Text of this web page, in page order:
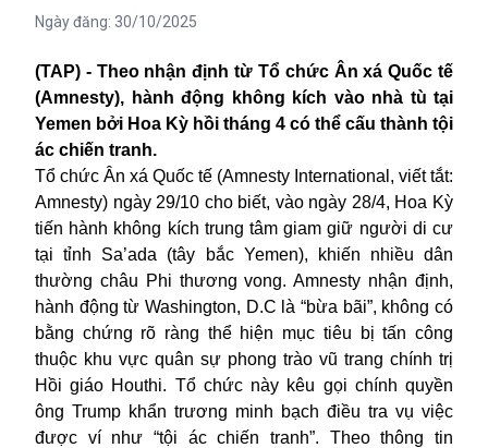
Ngày đăng: 30/10/2025
(TAP) - Theo nhận định từ Tổ chức Ân xá Quốc tế
(Amnesty), hành động không kích vào nhà tù tại
Yemen bởi Hoa Kỳ hồi tháng 4 có thể cấu thành tội
ác chiến tranh.
Tổ chức Ân xá Quốc tế (Amnesty International, viết tắt:
Amnesty) ngày 29/10 cho biết, vào ngày 28/4, Hoa Kỳ
tiến hành không kích trung tâm giam giữ người di cư
tại tỉnh Sa’ada (tây bắc Yemen), khiến nhiều dân
thường châu Phi thương vong. Amnesty nhận định,
hành động từ Washington, D.C là “bừa bãi”, không có
bằng chứng rõ ràng thể hiện mục tiêu bị tấn công
thuộc khu vực quân sự phong trào vũ trang chính trị
Hồi giáo Houthi. Tổ chức này kêu gọi chính quyền
ông Trump khẩn trương minh bạch điều tra vụ việc
được ví như “tội ác chiến tranh”. Theo thông tin